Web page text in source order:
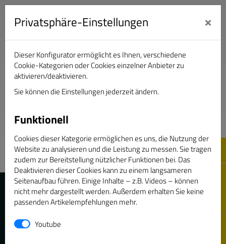
Verband Deutscher Sportjournalisten e.V.
Privatsphäre-Einstellungen ×
Dieser Konfigurator ermöglicht es Ihnen, verschiedene
Cookie-Kategorien oder Cookies einzelner Anbieter zu
aktivieren/deaktivieren.
Sie können die Einstellungen jederzeit ändern.
Funktionell
Cookies dieser Kategorie ermöglichen es uns, die Nutzung der
Website zu analysieren und die Leistung zu messen. Sie tragen
zudem zur Bereitstellung nützlicher Funktionen bei. Das
Deaktivieren dieser Cookies kann zu einem langsameren
Seitenaufbau führen. Einige Inhalte – z.B. Videos – können
nicht mehr dargestellt werden. Außerdem erhalten Sie keine
passenden Artikelempfehlungen mehr.
Youtube